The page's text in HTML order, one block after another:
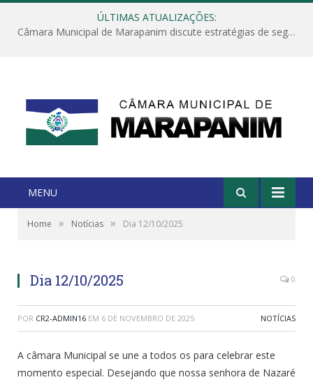
ÚLTIMAS ATUALIZAÇÕES:
Câmara Municipal de Marapanim discute estratégias de segurança com autoridades e poder executivo
MENU
Home » Notícias » Dia 12/10/2025
Dia 12/10/2025 0
POR CR2-ADMIN16 EM 6 DE NOVEMBRO DE 2025 NOTÍCIAS
A câmara Municipal se une a todos os para celebrar este
momento especial. Desejando que nossa senhora de Nazaré